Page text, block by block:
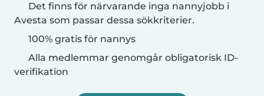
Det finns för närvarande inga nannyjobb i
Avesta som passar dessa sökkriterier.
100% gratis för nannys
Alla medlemmar genomgår obligatorisk ID-
verifikation